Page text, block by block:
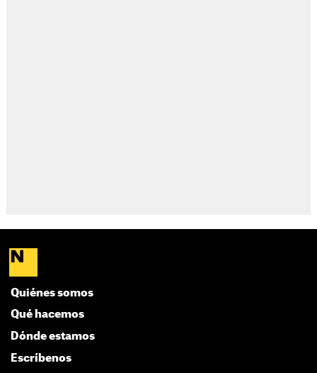
Quiénes somos
Qué hacemos
Dónde estamos
Escríbenos